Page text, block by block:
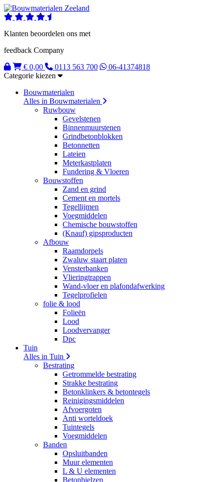
Klanten beoordelen ons met
feedback Company
€ 0,00
0113 563 700
06-41374818
Categorie kiezen
Bouwmaterialen
Alles in Bouwmaterialen
Ruwbouw
Gevelstenen
Binnenmuurstenen
Grindbetonblokken
Betonnetten
Lateien
Meterkastplaten
Fundering & Vloeren
Bouwstoffen
Zand en grind
Cement en mortels
Tegellijmen
Voegmiddelen
Chemische bouwstoffen
(Knauf) gipsproducten
Afbouw
Raamdorpels
Zwaluw staart platen
Vensterbanken
Vlieringtrappen
Wand-vloer en plafondafwerking
Tegelprofielen
folie & lood
Folieën
Lood
Loodvervanger
Dpc
Tuin
Alles in Tuin
Bestrating
Getrommelde bestrating
Strakke bestrating
Betonklinkers & betontegels
Reinigingsmiddelen
Afvoergoten
Anti worteldoek
Tuintegels
Voegmiddelen
Banden
Opsluitbanden
Muur elementen
L & U elementen
Betonbielzen